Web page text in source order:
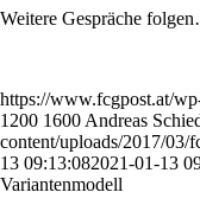
Weitere Gespräche
https://www.fcgpost.at/
1200 1600 Andreas
content/uploads/2017/03/
13 09:13:082021-01-13
Variantenmodell